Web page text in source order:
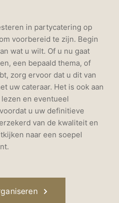
in partycatering op
voorbereid te zijn. Begin
wat u wilt. Of u nu gaat
een bepaald thema, of
zorg ervoor dat u dit van
uw cateraar. Het is ook aan
en eventueel
u uw definitieve
van de kwaliteit en
naar een soepel